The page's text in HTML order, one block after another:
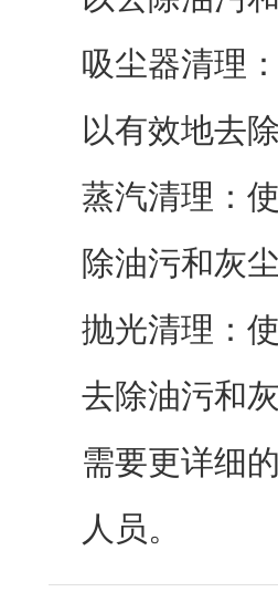
吸尘器清理
以有效地去
蒸汽清理：
除油污和灰
抛光清理：
去除油污和
需要更详细
人员。